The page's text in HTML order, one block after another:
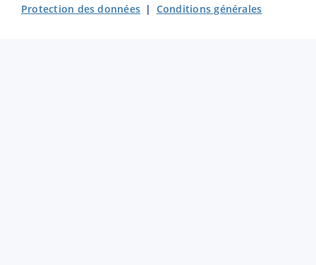
Protection des données | Conditions générales